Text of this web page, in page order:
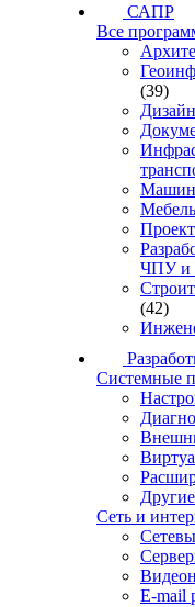
САПР
Все
(39)
ЧПУ и
(42)
Системные
Сеть и
E-mail